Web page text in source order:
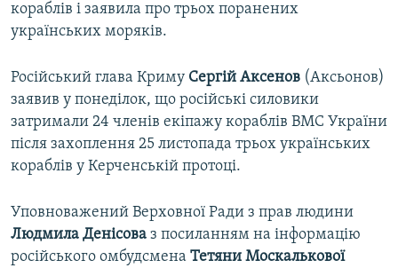
кораблів і заявила про трьох поранених
українських моряків.
Російський глава Криму Сергій Аксенов (Аксьонов)
заявив у понеділок, що російські силовики
затримали 24 членів екіпажу кораблів ВМС України
після захоплення 25 листопада трьох українських
кораблів у Керченській протоці.
Уповноважений Верховної Ради з прав людини
Людмила Денісова з посиланням на інформацію
російського омбудсмена Тетяни Москалькової